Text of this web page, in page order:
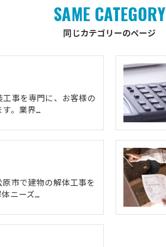
同じカテゴリーのページ
SAME CATEGORY
事を専門に、お客様の
。業界…
市で建物の解体工事を
ニーズ…